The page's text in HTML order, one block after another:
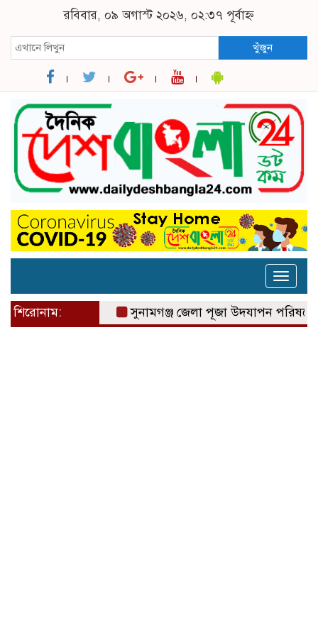
রবিবার, ০৯ অগাস্ট ২০২৬, ০২:৩৭ পূর্বাহ্ন
খুঁজুন
Toggle
শিরোনাম: সুনামগঞ্জ জেলা পূজা উদযাপন পরিষদের ৮১